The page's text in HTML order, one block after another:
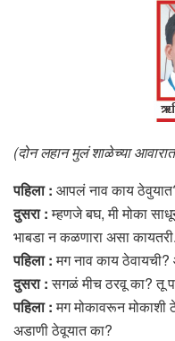
(दोन लहान मुलं शाळेच्या
पहिला : आपलं नाव काय
दुसरा :म्हणजे बघ, मी मोका
भाबडा न कळणारा असा
पहिला :मग नाव काय ठेवायची?
दुसरा :सगळं मीच ठरवू का? तू
पहिला :मग मोकावरून
अडाणी ठेवूयात का?